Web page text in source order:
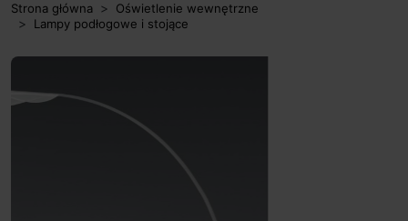
Strona główna
Oświetlenie wewnętrzne
Lampy podłogowe i stojące